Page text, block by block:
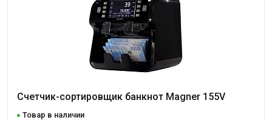
Счетчик-сортировщик банкнот Magner 155V
Товар в наличии